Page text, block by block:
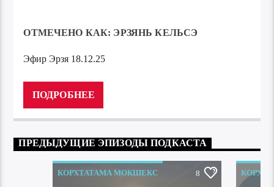
ОТМЕЧЕНО КАК: ЭРЗЯНЬ КЕЛЬСЭ
Эфир Эрзя 18.12.25
ПОДРОБНЕЕ
ПРЕДЫДУЩИЕ ЭПИЗОДЫ ПОДКАСТА
КОРХТАТАМА МОКШЕКС 8